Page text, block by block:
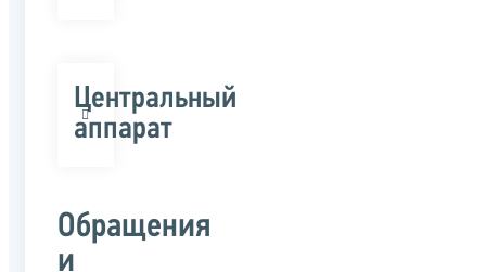
Центральный
аппарат
Обращения
и